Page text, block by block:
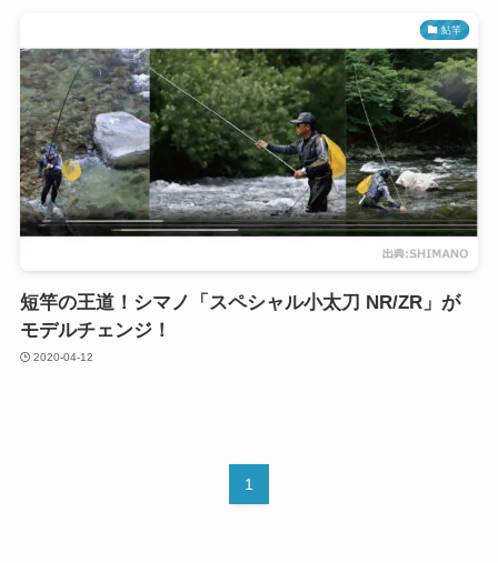
鮎竿
短竿の王道！シマノ「スペシャル小太刀 NR/ZR」が
モデルチェンジ！
2020-04-12
1